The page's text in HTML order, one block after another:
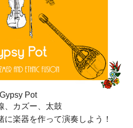
Gypsy Pot
、カズー、太鼓
に楽器を作って演奏しよう！